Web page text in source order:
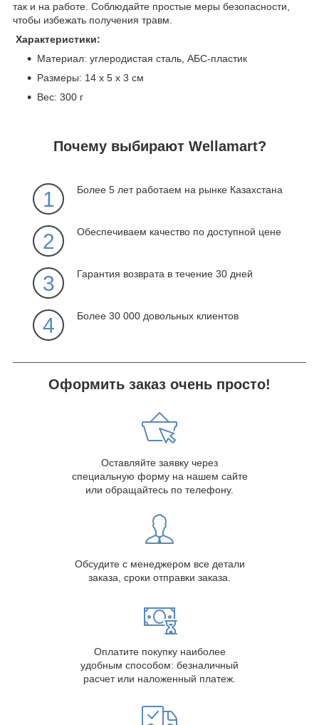
так и на работе. Соблюдайте простые меры безопасности,
чтобы избежать получения травм.
Характеристики:
Материал: углеродистая сталь, АБС-пластик
Размеры: 14 х 5 х 3 см
Вес: 300 г
Почему выбирают Wellamart?
1 Более 5 лет работаем на рынке Казахстана
2 Обеспечиваем качество по доступной цене
3 Гарантия возврата в течение 30 дней
4 Более 30 000 довольных клиентов
Оформить заказ очень просто!
Оставляйте заявку через
специальную форму на нашем сайте
или обращайтесь по телефону.
Обсудите с менеджером все детали
заказа, сроки отправки заказа.
Оплатите покупку наиболее
удобным способом: безналичный
расчет или наложенный платеж.